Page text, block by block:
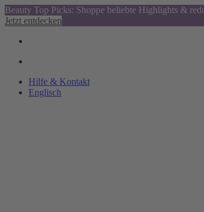
Beauty Top Picks: Shoppe beliebte Highlights &
Jetzt entdecken
Hilfe & Kontakt
Englisch